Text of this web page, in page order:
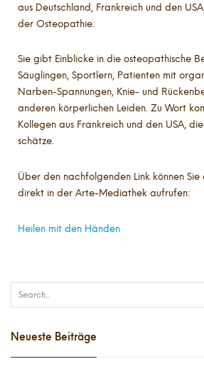
aus Deutschland, Frankreich und den
der Osteopathie.
Sie gibt Einblicke in die osteopathische
Säuglingen, Sportlern, Patienten mit
Narben-Spannungen, Knie- und
anderen körperlichen Leiden. Zu Wort
Kollegen aus Frankreich und den USA,
schätze.
Über den nachfolgenden Link können
direkt in der Arte-Mediathek aufrufen:
Heilen mit den Händen
Neueste Beiträge